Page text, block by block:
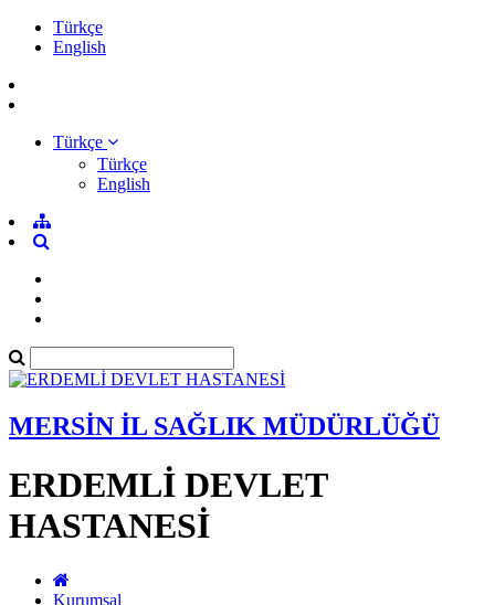
Türkçe
English
Türkçe
Türkçe
English
MERSİN İL SAĞLIK MÜDÜRLÜĞÜ
ERDEMLİ DEVLET
HASTANESİ
Kurumsal